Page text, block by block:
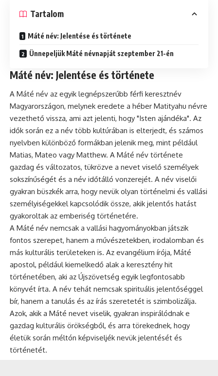
Tartalom
Máté név: Jelentése és története
Ünnepeljük Máté névnapját szeptember 21-én
Máté név: Jelentése és története
A Máté név az egyik legnépszerűbb férfi keresztnév
Magyarországon, melynek eredete a héber Matityahu névre
vezethető vissza, ami azt jelenti, hogy "Isten ajándéka". Az
idők során ez a név több kultúrában is elterjedt, és számos
nyelvben különböző formákban jelenik meg, mint például
Matias, Mateo vagy Matthew. A Máté név története
gazdag és változatos, tükrözve a nevet viselő személyek
sokszínűségét és a név időtálló vonzerejét. A név viselői
gyakran büszkék arra, hogy nevük olyan történelmi és vallási
személyiségekkel kapcsolódik össze, akik jelentős hatást
gyakoroltak az emberiség történetére.
A Máté név nemcsak a vallási hagyományokban játszik
fontos szerepet, hanem a művészetekben, irodalomban és
más kulturális területeken is. Az evangélium írója, Máté
apostol, például kiemelkedő alak a keresztény hit
történetében, aki az Újszövetség egyik legfontosabb
könyvét írta. A név tehát nemcsak spirituális jelentőséggel
bír, hanem a tanulás és az írás szeretetét is szimbolizálja.
Azok, akik a Máté nevet viselik, gyakran inspirálódnak e
gazdag kulturális örökségből, és arra törekednek, hogy
életük során méltón képviseljék nevük jelentését és
történetét.